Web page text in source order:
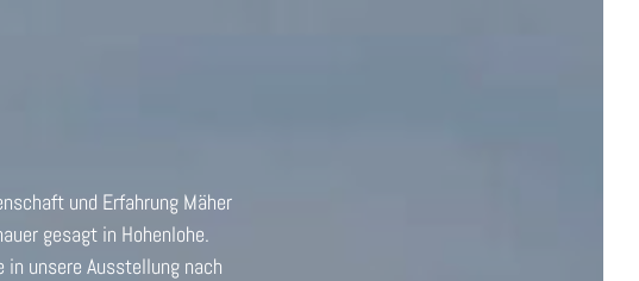
und Erfahrung Mäher
gesagt in Hohenlohe.
in unsere Ausstellung nach